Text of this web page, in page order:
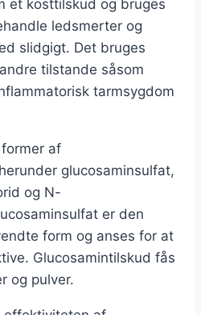
et kosttilskud og bruges
ledsmerter og
slidgigt. Det bruges
tilstande såsom
tarmsygdom
af
glucosaminsulfat,
og N-
er den
form og anses for at
Glucosamintilskud fås
og pulver.